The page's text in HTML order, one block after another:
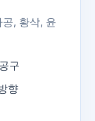
, 황삭, 윤
구
향